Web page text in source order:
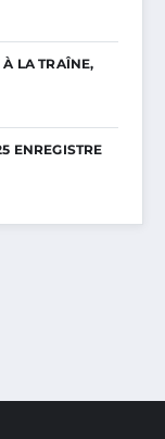
À LA TRAÎNE,
ENREGISTRE